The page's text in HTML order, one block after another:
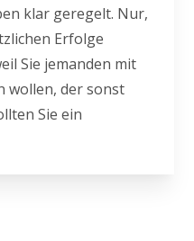
klar geregelt. Nur,
Erfolge
Sie jemanden mit
wollen, der sonst
Sie ein